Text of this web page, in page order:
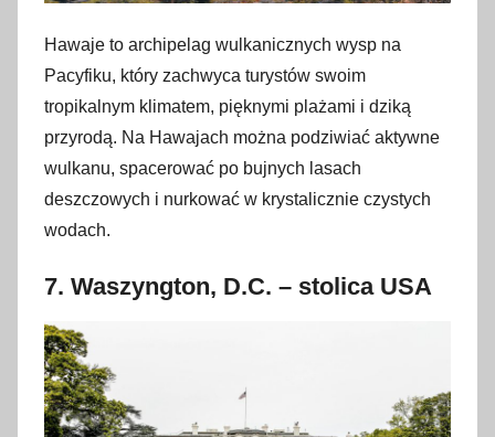
Hawaje to archipelag wulkanicznych wysp na
Pacyfiku, który zachwyca turystów swoim
tropikalnym klimatem, pięknymi plażami i dziką
przyrodą. Na Hawajach można podziwiać aktywne
wulkanu, spacerować po bujnych lasach
deszczowych i nurkować w krystalicznie czystych
wodach.
7. Waszyngton, D.C. – stolica USA